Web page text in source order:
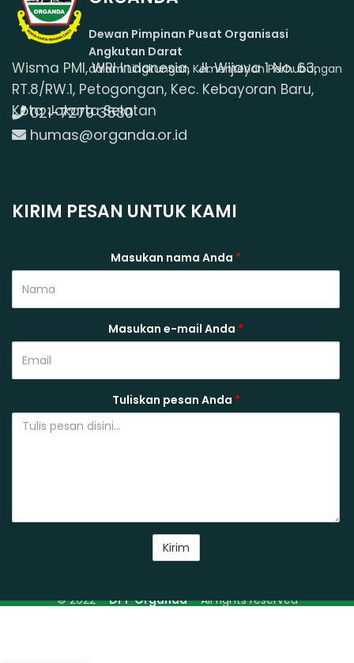
Dewan Pimpinan Pusat Organisasi
Angkutan Darat
dalam Lingkungan Kementerian Perhubungan
Wisma PMI, WRI Indonesia, Jl. Wijaya 1 No. 63,
RT.8/RW.1, Petogongan, Kec. Kebayoran Baru,
Kota Jakarta Selatan
021-7279 3530
humas@organda.or.id
KIRIM PESAN UNTUK KAMI
Masukan nama Anda *
Masukan e-mail Anda *
Tuliskan pesan Anda *
© 2022 –DPP Organda– All rights reserved